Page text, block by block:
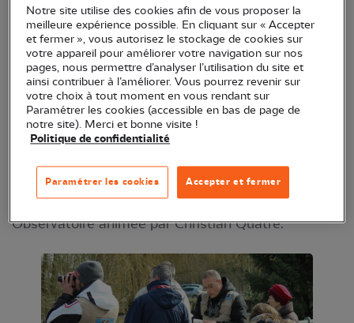
En juin 2016, la commune de Saint-Julien-du-Sault
et la LPO Yonne ont signé une convention pour
gérer, à des fins de protection et de gestion
écologique, le site de la gravière de la Maladrerie,
d’une superficie de plus de 10 ha, lequel accueille
de nombreux oiseaux d’eau et plus
particulièrement de nombreux canards, fuligules,
sarcelles et grèbes.
Observatoire animée par Christian Quatre.
Notre site utilise des cookies afin de vous proposer la
meilleure expérience possible. En cliquant sur « Accepter
et fermer », vous autorisez le stockage de cookies sur
votre appareil pour améliorer votre navigation sur nos
pages, nous permettre d’analyser l’utilisation du site et
ainsi contribuer à l’améliorer. Vous pourrez revenir sur
votre choix à tout moment en vous rendant sur
Paramétrer les cookies (accessible en bas de page de
notre site). Merci et bonne visite !
Politique de confidentialité
Accepter et fermer
Paramétrer les cookies